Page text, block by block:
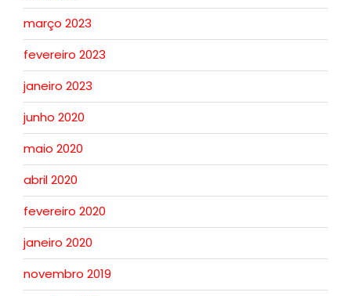
março 2023
fevereiro 2023
janeiro 2023
junho 2020
maio 2020
abril 2020
fevereiro 2020
janeiro 2020
novembro 2019